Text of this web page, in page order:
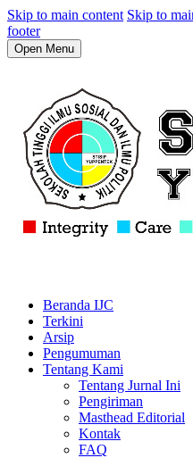
Skip to main content Skip to
footer
Open Menu
Beranda IJC
Terkini
Arsip
Pengumuman
Tentang Kami
Tentang Jurnal Ini
Pengiriman
Masthead Editorial
Kontak
FAQ